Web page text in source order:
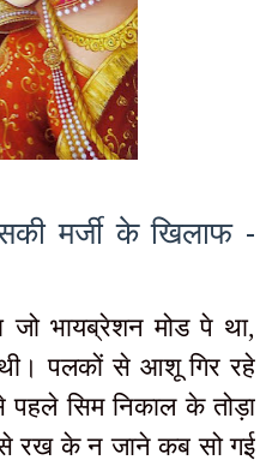
मर्जी के खिलाफ -
भायब्रेशन मोड पे था,
पलकों से आशू गिर रहे
सिम निकाल के तोड़ा
रख के न जाने कब सो गई